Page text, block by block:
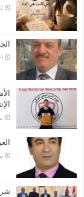
‏22 ساعة مضت
‏24 ساعة مضت